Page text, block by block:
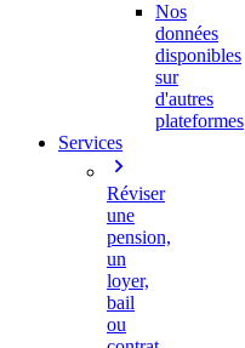
Nos
données
disponibles
sur
d'autres
plateformes
Services
Réviser
une
pension,
un
loyer,
bail
ou